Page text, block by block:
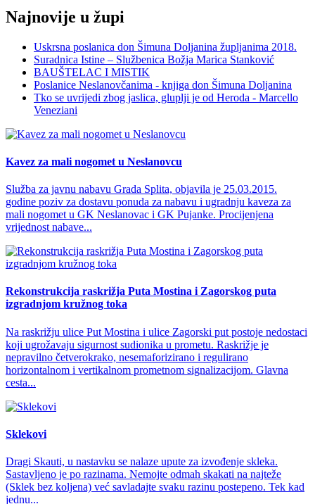
Najnovije u župi
Uskrsna poslanica don Šimuna Doljanina župljanima 2018.
Suradnica Istine – Službenica Božja Marica Stanković
BAUŠTELAC I MISTIK
Poslanice Neslanovčanima - knjiga don Šimuna Doljanina
Tko se uvrijedi zbog jaslica, gluplji je od Heroda - Marcello
Veneziani
Kavez za mali nogomet u Neslanovcu
Služba za javnu nabavu Grada Splita, objavila je 25.03.2015.
godine poziv za dostavu ponuda za nabavu i ugradnju kaveza za
mali nogomet u GK Neslanovac i GK Pujanke. Procijenjena
vrijednost nabave...
Rekonstrukcija raskrižja Puta Mostina i Zagorskog puta
izgradnjom kružnog toka
Na raskrižju ulice Put Mostina i ulice Zagorski put postoje nedostaci
koji ugrožavaju sigurnost sudionika u prometu. Raskrižje je
nepravilno četverokrako, nesemaforizirano i regulirano
horizontalnom i vertikalnom prometnom signalizacijom. Glavna
cesta...
Sklekovi
Dragi Skauti, u nastavku se nalaze upute za izvođenje skleka.
Sastavljeno je po razinama. Nemojte odmah skakati na najteže
(Sklek bez koljena) već savladajte svaku razinu postepeno. Tek kad
jednu...